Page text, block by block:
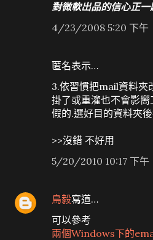
對微軟出品的信心正
4/23/2008 5:20 下午
匿名表示…
3.依習慣把mail資料
掛了或重灌也不會影
假的.選好目的資料夾
>>沒錯 不好用
5/20/2010 10:17 下午
鳥毅寫道…
可以參考
兩個Windows下的